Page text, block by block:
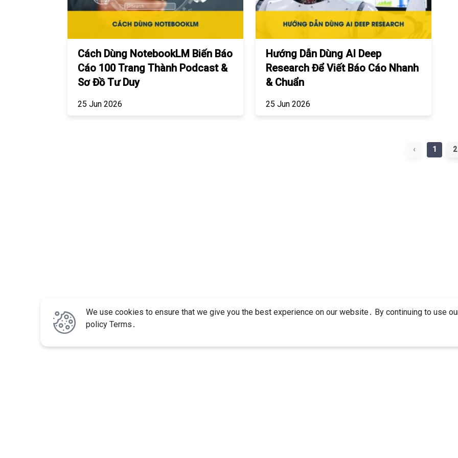
Cách Dùng NotebookLM Biến Báo
Cáo 100 Trang Thành Podcast &
Sơ Đồ Tư Duy
25 Jun 2026
Hướng Dẫn Dùng AI Deep
Research Để Viết Báo Cáo Nhanh
& Chuẩn
25 Jun 2026
‹ 1 2
We use cookies to ensure that we give you the best experience on our website․ By continuing to use
policy Terms․